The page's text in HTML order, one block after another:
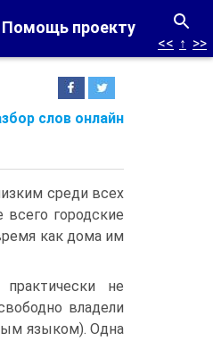
Помощь проекту
слов онлайн
<< ↑ >>
среди всех
всего городские
как дома им
не
владели
языком). Одна